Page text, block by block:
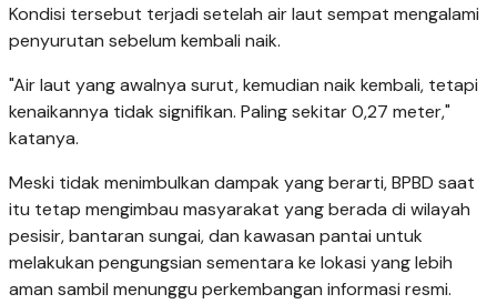
Kondisi tersebut terjadi setelah air laut sempat mengalami
penyurutan sebelum kembali naik.
"Air laut yang awalnya surut, kemudian naik kembali, tetapi
kenaikannya tidak signifikan. Paling sekitar 0,27 meter,"
katanya.
Meski tidak menimbulkan dampak yang berarti, BPBD saat
itu tetap mengimbau masyarakat yang berada di wilayah
pesisir, bantaran sungai, dan kawasan pantai untuk
melakukan pengungsian sementara ke lokasi yang lebih
aman sambil menunggu perkembangan informasi resmi.